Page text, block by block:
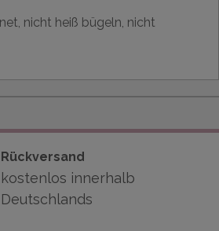
nicht heiß bügeln, nicht
Rückversand
kostenlos innerhalb
Deutschlands